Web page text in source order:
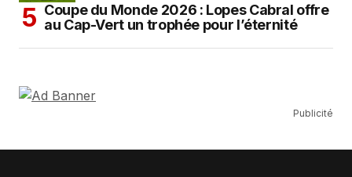
Coupe du Monde 2026 : Lopes Cabral offre
au Cap-Vert un trophée pour l’éternité
Publicité